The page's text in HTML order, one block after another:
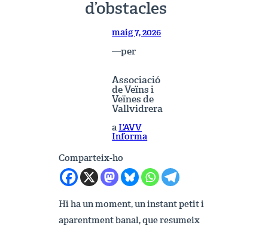
d’obstacles
maig 7, 2026
—per
Associació
de Veïns i
Veïnes de
Vallvidrera
aL’AVV
Informa
Comparteix-ho
Hi ha un moment, un instant petit i
aparentment banal, que resumeix